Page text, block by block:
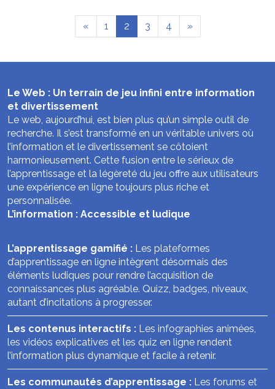
« 1 2 3 4 »
Le Web : Un terrain de jeu infini entre information
et divertissement
Le web, aujourd’hui, est bien plus qu’un simple outil de
recherche. Il s’est transformé en un véritable univers où
l’information et le divertissement se côtoient
harmonieusement. Cette fusion entre le sérieux de
l’apprentissage et la légèreté du jeu offre aux utilisateurs
une expérience en ligne toujours plus riche et
personnalisée.
L’information : Accessible et ludique
L’apprentissage gamifié : Les plateformes
d’apprentissage en ligne intègrent désormais des
éléments ludiques pour rendre l’acquisition de
connaissances plus agréable. Quizz, badges, niveaux,
autant d’incitations à progresser.
Les contenus interactifs : Les infographies animées,
les vidéos explicatives et les quiz en ligne rendent
l’information plus dynamique et facile à retenir.
Les communautés d’apprentissage : Les forums et